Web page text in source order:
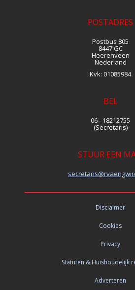
POSTADRES
Postbus 805
8447 GC
Heerenveen
Nederland
Kvk: 01085984
BEL
06 - 18212755
(Secretaris)
STUUR EEN
siraterces
Disclaimer
Cookies
Privacy
Statuten & Huishoudelijk
Adverteren